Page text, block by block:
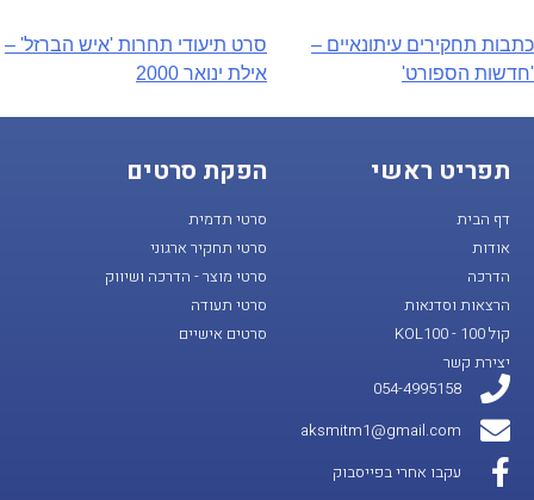
סרט תיעודי תחרות 'איש הברזל' –
אילת ינואר 2000
כתבות תחקירים עיתונאיים –
'חדשות הספורט'
תפריט ראשי
דף הבית
אודות
הדרכה
הרצאות וסדנאות
קול 100 - KOL100
יצירת קשר
הפקת סרטים
סרטי תדמית
סרטי תחקיר ארגוני
סרטי מוצר - הדרכה ושיווק
סרטי תעודה
סרטים אישיים
054-4995158
aksmitm1@gmail.com
עקבו אחרי בפייסבוק